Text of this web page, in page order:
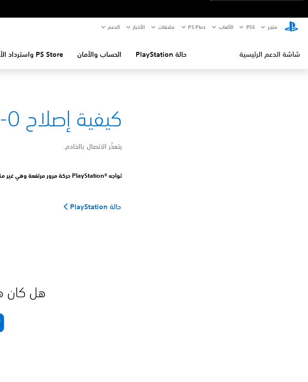
متجر PS5‏ الألعاب PS Plus ملحقات الأخبار الدعم
شاشة الدعم الرئيسية حالة PlayStation الحساب والأمان PS Store واسترداد الأموال
كيفية إصلاح CE-35327-0
يتعذّر الاتصال بالخادم.
تواجه PlayStation®‎ حركة مرور مرتفعة وهي غير متوفّرة مؤقتًا. الرجاء إعادة المحاولة لاحقًا.
حالة PlayStation
هل كان